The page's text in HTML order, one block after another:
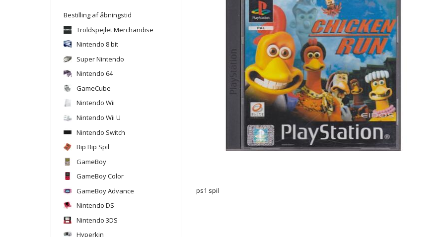
Bestilling af åbningstid
Troldspejlet Merchandise
Nintendo 8 bit
Super Nintendo
Nintendo 64
GameCube
Nintendo Wii
Nintendo Wii U
Nintendo Switch
Bip Bip Spil
GameBoy
GameBoy Color
GameBoy Advance
Nintendo DS
Nintendo 3DS
Hyperkin
ps1 spil